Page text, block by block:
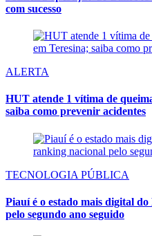
com sucesso
ALERTA
HUT atende 1 vítima de
saiba como prevenir acidentes
TECNOLOGIA PÚBLICA
Piauí é o estado mais digital
pelo segundo ano seguido